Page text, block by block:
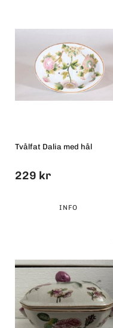
Tvålfat Dalia med hål
229 kr
INFO